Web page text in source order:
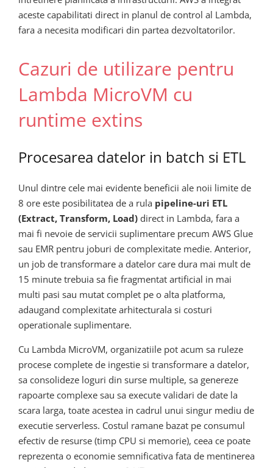
aceste capabilitati direct in planul de control al Lambda,
fara a necesita modificari din partea dezvoltatorilor.
Cazuri de utilizare pentru
Lambda MicroVM cu
runtime extins
Procesarea datelor in batch si ETL
Unul dintre cele mai evidente beneficii ale noii limite de
8 ore este posibilitatea de a rula pipeline-uri ETL
(Extract, Transform, Load) direct in Lambda, fara a
mai fi nevoie de servicii suplimentare precum AWS Glue
sau EMR pentru joburi de complexitate medie. Anterior,
un job de transformare a datelor care dura mai mult de
15 minute trebuia sa fie fragmentat artificial in mai
multi pasi sau mutat complet pe o alta platforma,
adaugand complexitate arhitecturala si costuri
operationale suplimentare.
Cu Lambda MicroVM, organizatiile pot acum sa ruleze
procese complete de ingestie si transformare a datelor,
sa consolideze loguri din surse multiple, sa genereze
rapoarte complexe sau sa execute validari de date la
scara larga, toate acestea in cadrul unui singur mediu de
executie serverless. Costul ramane bazat pe consumul
efectiv de resurse (timp CPU si memorie), ceea ce poate
reprezenta o economie semnificativa fata de mentinerea